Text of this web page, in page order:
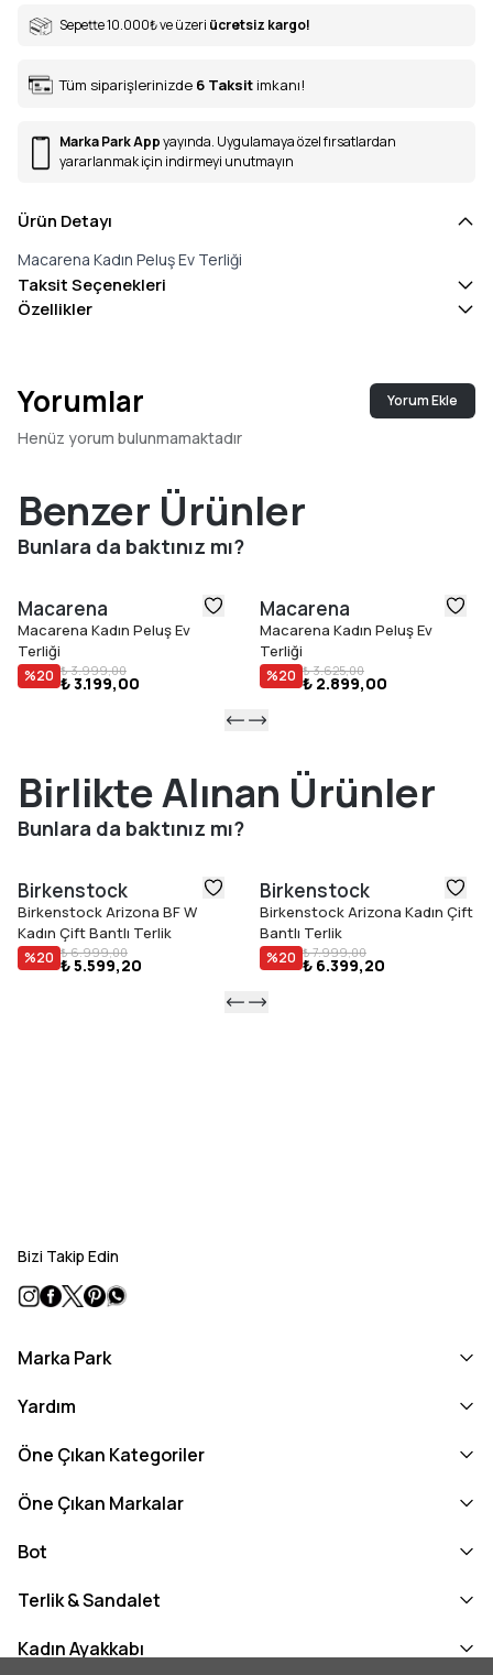
Sepette 10.000₺ve üzeri ücretsiz kargo!
Tüm siparişlerinizde 6 Taksit imkanı!
Marka Park Appyayında. Uygulamaya özel fırsatlardan
yararlanmak için indirmeyi unutmayın
Ürün Detayı
Macarena Kadın Peluş Ev Terliği
Taksit Seçenekleri
Özellikler
Yorumlar Yorum Ekle
Henüz yorum bulunmamaktadır
Benzer Ürünler
Bunlara da baktınız mı?
Macarena
Macarena Kadın Peluş Ev
Terliği
%20 ₺ 3.999,00
₺ 3.199,00
Macarena
Macarena Kadın Peluş Ev
Terliği
%20 ₺ 3.625,00
₺ 2.899,00
Birlikte Alınan Ürünler
Bunlara da baktınız mı?
Birkenstock
Birkenstock Arizona BF W
Kadın Çift Bantlı Terlik
%20 ₺ 6.999,00
₺ 5.599,20
Birkenstock
Birkenstock Arizona Kadın Çift
Bantlı Terlik
%20 ₺ 7.999,00
₺ 6.399,20
Bizi Takip Edin
Marka Park
Yardım
Öne Çıkan Kategoriler
Öne Çıkan Markalar
Bot
Terlik & Sandalet
Kadın Ayakkabı